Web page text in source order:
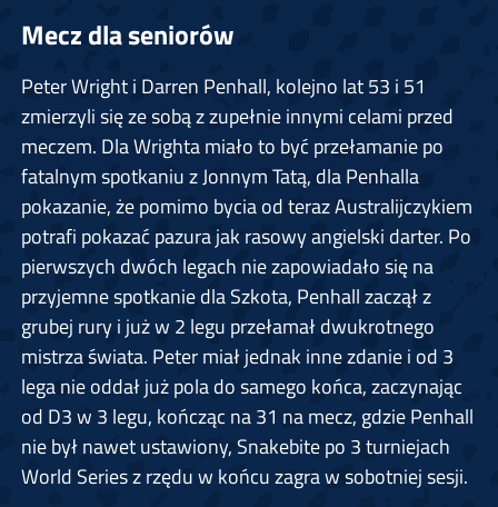
Mecz dla seniorów
Peter Wright i Darren Penhall, kolejno lat 53 i 51
zmierzyli się ze sobą z zupełnie innymi celami przed
meczem. Dla Wrighta miało to być przełamanie po
fatalnym spotkaniu z Jonnym Tatą, dla Penhalla
pokazanie, że pomimo bycia od teraz Australijczykiem
potrafi pokazać pazura jak rasowy angielski darter. Po
pierwszych dwóch legach nie zapowiadało się na
przyjemne spotkanie dla Szkota, Penhall zaczął z
grubej rury i już w 2 legu przełamał dwukrotnego
mistrza świata. Peter miał jednak inne zdanie i od 3
lega nie oddał już pola do samego końca, zaczynając
od D3 w 3 legu, kończąc na 31 na mecz, gdzie Penhall
nie był nawet ustawiony, Snakebite po 3 turniejach
World Series z rzędu w końcu zagra w sobotniej sesji.